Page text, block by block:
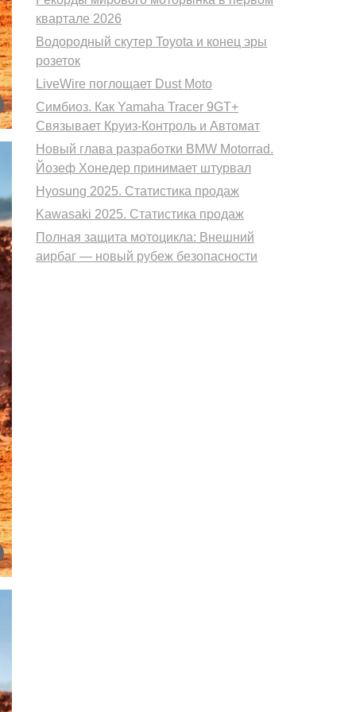
квартале 2026
Водородный скутер Toyota и конец эры
розеток
LiveWire поглощает Dust Moto
Симбиоз. Как Yamaha Tracer 9GT+
Связывает Круиз-Контроль и Автомат
Новый глава разработки BMW Motorrad.
Йозеф Хонедер принимает штурвал
Hyosung 2025. Статистика продаж
Kawasaki 2025. Статистика продаж
Полная защита мотоцикла: Внешний
аирбаг — новый рубеж безопасности